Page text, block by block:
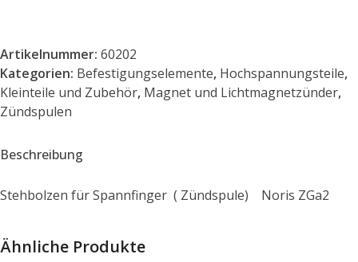
Artikelnummer: 60202
Kategorien: Befestigungselemente, Hochspannungsteile,
Kleinteile und Zubehör, Magnet und Lichtmagnetzünder,
Zündspulen
Beschreibung
Stehbolzen für Spannfinger ( Zündspule) Noris ZGa2
Ähnliche Produkte